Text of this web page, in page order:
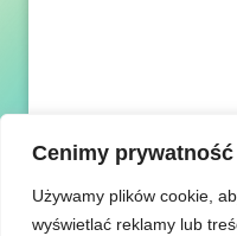
Cenimy
Używamy plików cookie,
wyświetlać reklamy lub